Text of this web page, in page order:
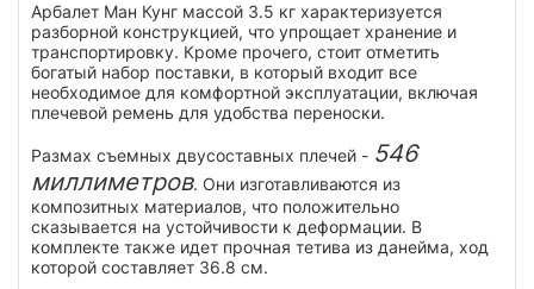
Арбалет Ман Кунг массой 3.5 кг характеризуется
разборной конструкцией, что упрощает хранение и
транспортировку. Кроме прочего, стоит отметить
богатый набор поставки, в который входит все
необходимое для комфортной эксплуатации, включая
плечевой ремень для удобства переноски.
Размах съемных двусоставных плечей - 546
миллиметров. Они изготавливаются из
композитных материалов, что положительно
сказывается на устойчивости к деформации. В
комплекте также идет прочная тетива из данейма, ход
которой составляет 36.8 см.